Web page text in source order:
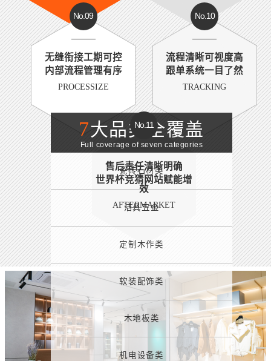
No.09
无缝衔接工期可控
内部流程管理有序
PROCESSIZE
No.10
流程清晰可视度高
跟单系统一目了然
TRACKING
No.11
售后责任清晰明确
世界杯竞猜网站赋能增
效
AFTERMARKET
7大品类全覆盖
Full coverage of seven categories
瓷砖石材类
洁具五金
定制木作类
软装配饰类
木地板类
机电设备类